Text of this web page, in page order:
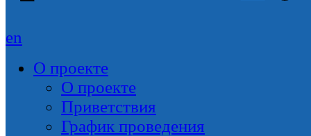
en
О проекте
О проекте
Приветствия
График проведения